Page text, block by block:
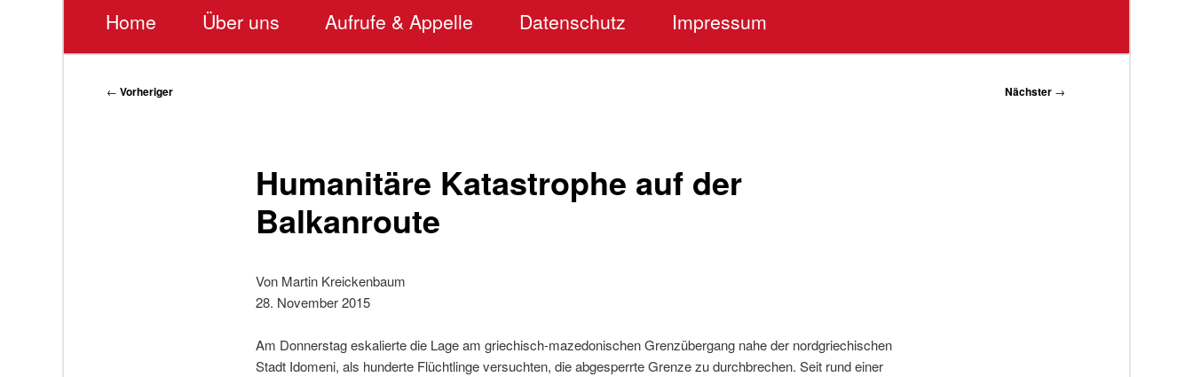
Home Über uns Aufrufe & Appelle Datenschutz Impressum
Beitragsnavigation
← Vorheriger Nächster →
Humanitäre Katastrophe auf der
Balkanroute
Von Martin Kreickenbaum
28. November 2015
Am Donnerstag eskalierte die Lage am griechisch-mazedonischen Grenzübergang nahe der nordgriechischen
Stadt Idomeni, als hunderte Flüchtlinge versuchten, die abgesperrte Grenze zu durchbrechen. Seit rund einer